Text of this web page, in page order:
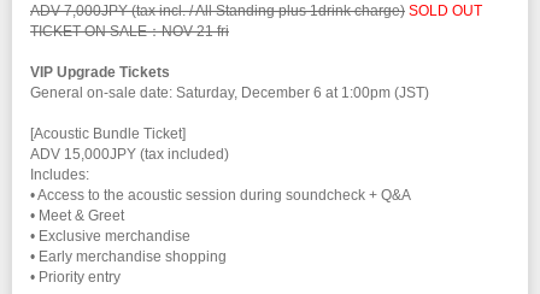
ADV 7,000JPY (tax incl. / All Standing plus 1drink charge) SOLD OUT
TICKET ON SALE：NOV 21 fri
VIP Upgrade Tickets
General on-sale date: Saturday, December 6 at 1:00pm (JST)
[Acoustic Bundle Ticket]
ADV 15,000JPY (tax included)
Includes:
• Access to the acoustic session during soundcheck + Q&A
• Meet & Greet
• Exclusive merchandise
• Early merchandise shopping
• Priority entry